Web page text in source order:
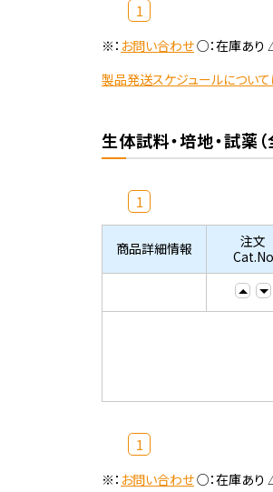
1
※： お問い合わせ○：在庫あり
製品発送スケジュールについて
生体試料・培地・試薬（
1
商品詳細情報
注文
Cat.No
1
※： お問い合わせ○：在庫あり